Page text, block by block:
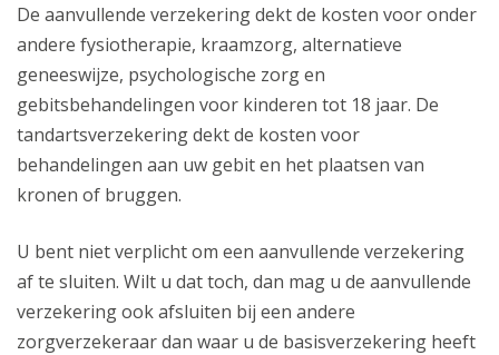
De aanvullende verzekering dekt de kosten voor onder
andere fysiotherapie, kraamzorg, alternatieve
geneeswijze, psychologische zorg en
gebitsbehandelingen voor kinderen tot 18 jaar. De
tandartsverzekering dekt de kosten voor
behandelingen aan uw gebit en het plaatsen van
kronen of bruggen.
U bent niet verplicht om een aanvullende verzekering
af te sluiten. Wilt u dat toch, dan mag u de aanvullende
verzekering ook afsluiten bij een andere
zorgverzekeraar dan waar u de basisverzekering heeft